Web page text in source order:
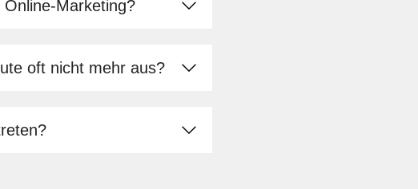
Marketing?
oft nicht mehr aus?